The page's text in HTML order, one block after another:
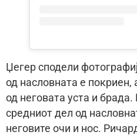
Џегер сподели
од насловната е покриен,
од неговата уста и брада.
средниот дел од
неговите очи и нос.